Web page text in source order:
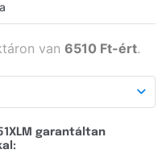
van 6510 Ft-ért.
garantáltan